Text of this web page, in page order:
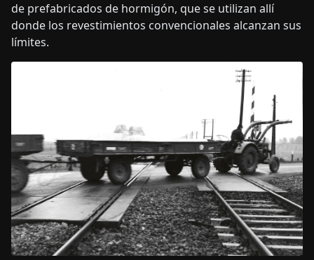
de prefabricados de hormigón, que se utilizan allí
donde los revestimientos convencionales alcanzan sus
límites.